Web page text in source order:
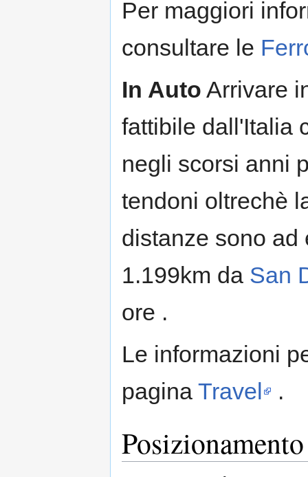
Per maggiori
consultare le
In Auto Arrivare
fattibile dall'Italia
negli scorsi anni
tendoni oltrechè
distanze sono ad
1.199km da San
ore .
Le informazioni
pagina Travel .